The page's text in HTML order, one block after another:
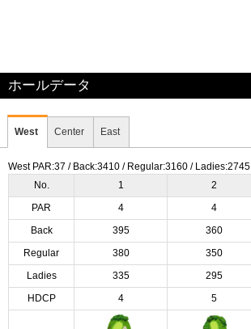
ホールデータ
West Center East
West PAR:37 / Back:3410 / Regular:3160 / Ladies:2745
No.
1 2
PAR 4 4
Back 395 360
Regular 380 350
Ladies 335 295
HDCP 4 5